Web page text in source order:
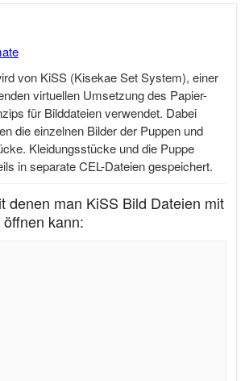
von KiSS (Kisekae Set System), einer
virtuellen Umsetzung des Papier-
für Bilddateien verwendet. Dabei
die einzelnen Bilder der Puppen und
Kleidungsstücke und die Puppe
in separate CEL-Dateien gespeichert.
denen man KiSS Bild Dateien mit
kann: